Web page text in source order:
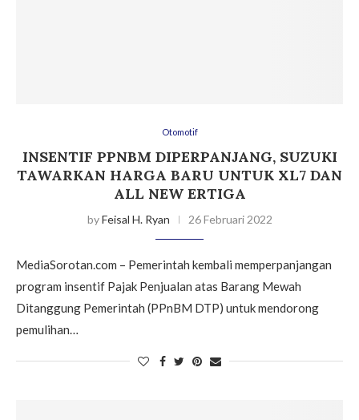
Otomotif
INSENTIF PPNBM DIPERPANJANG, SUZUKI
TAWARKAN HARGA BARU UNTUK XL7 DAN
ALL NEW ERTIGA
byFeisal H. Ryan 26 Februari 2022
MediaSorotan.com – Pemerintah kembali memperpanjangan
program insentif Pajak Penjualan atas Barang Mewah
Ditanggung Pemerintah (PPnBM DTP) untuk mendorong
pemulihan…